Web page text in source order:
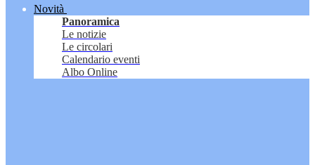
Novità
Panoramica
Le notizie
Le circolari
Calendario eventi
Albo Online